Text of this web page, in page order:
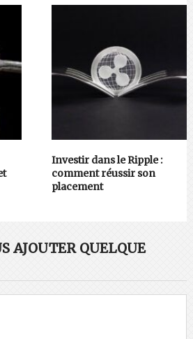
Investir dans le Ripple :
comment réussir son
placement
AJOUTER QUELQUE